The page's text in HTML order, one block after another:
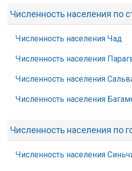
Численность населения по
Численность населения Чад
Численность населения
Численность населения
Численность населения
Численность населения по
Численность населения